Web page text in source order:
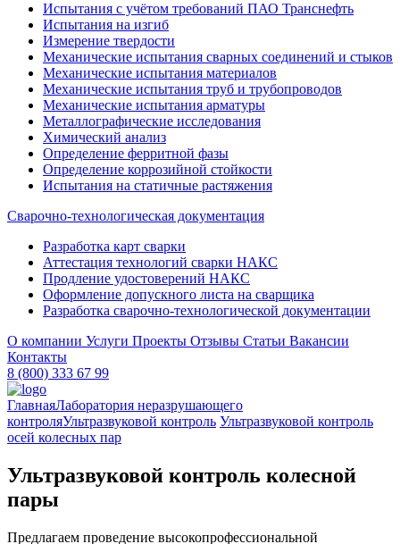
Испытания с учётом требований ПАО Транснефть
Испытания на изгиб
Измерение твердости
Механические испытания сварных соединений и стыков
Механические испытания материалов
Механические испытания труб и трубопроводов
Механические испытания арматуры
Металлографические исследования
Химический анализ
Определение ферритной фазы
Определение коррозийной стойкости
Испытания на статичные растяжения
Сварочно-технологическая документация
Разработка карт сварки
Аттестация технологий сварки НАКС
Продление удостоверений НАКС
Оформление допускного листа на сварщика
Разработка сварочно-технологической документации
О компании Услуги Проекты Отзывы Статьи Вакансии
Контакты
8 (800) 333 67 99
ГлавнаяЛаборатория неразрушающего
контроляУльтразвуковой контроль Ультразвуковой контроль
осей колесных пар
Ультразвуковой контроль колесной
пары
Предлагаем проведение высокопрофессиональной